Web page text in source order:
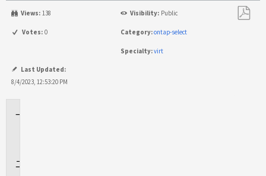
Views: 138 Visibility: Public
Votes: 0 Category:ontap-select
Specialty:virt
Last Updated:
8/4/2023, 12:53:20 PM